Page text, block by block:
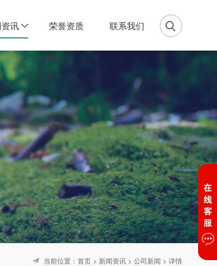
讯 荣誉资质 联系我们
当前位置： 首页 > 新闻资讯 > 公司新闻 > 详情